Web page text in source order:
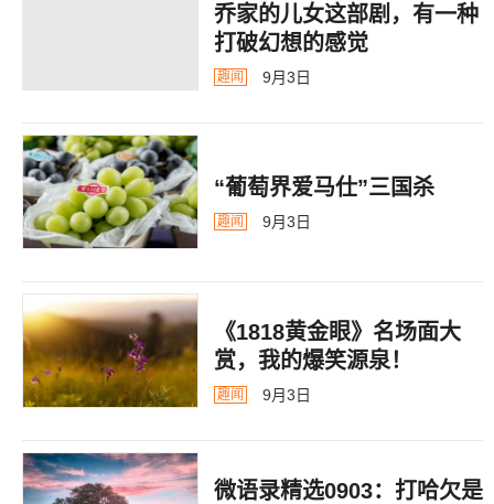
乔家的儿女这部剧，有一种
打破幻想的感觉
趣闻 9月3日
“葡萄界爱马仕”三国杀
趣闻 9月3日
《1818黄金眼》名场面大
赏，我的爆笑源泉！
趣闻 9月3日
微语录精选0903：打哈欠是